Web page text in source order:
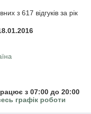
з 617 відгуків за рік
з 07:00 до 20:00
графік роботи